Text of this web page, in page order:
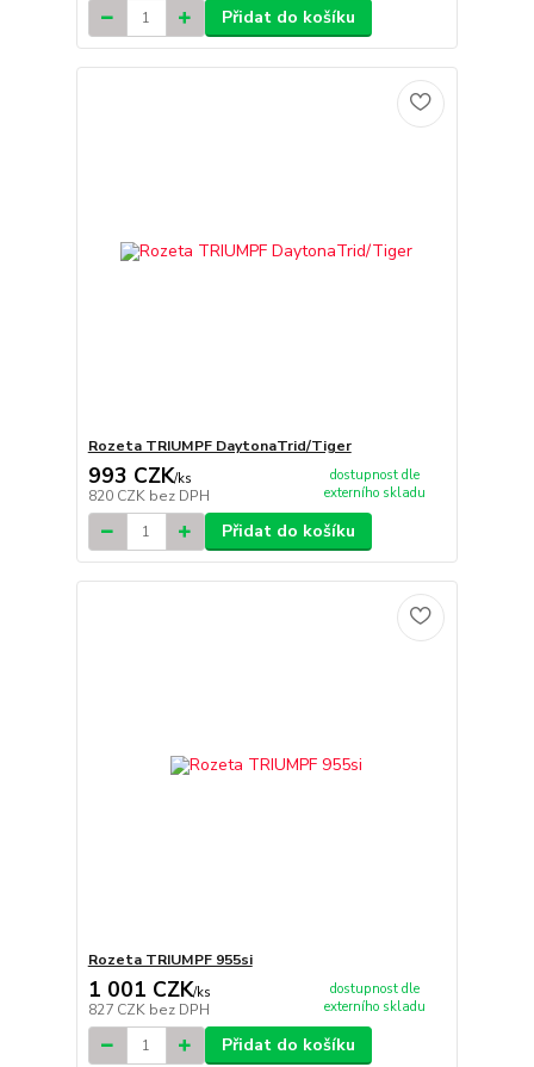
Přidat do košíku
Rozeta TRIUMPF DaytonaTrid/Tiger
993 CZK/ks
820 CZK bez DPH
dostupnost dle
externího skladu
Přidat do košíku
Rozeta TRIUMPF 955si
1 001 CZK/ks
827 CZK bez DPH
dostupnost dle
externího skladu
Přidat do košíku